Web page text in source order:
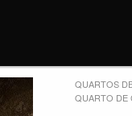
QUARTOS
QUARTO DE